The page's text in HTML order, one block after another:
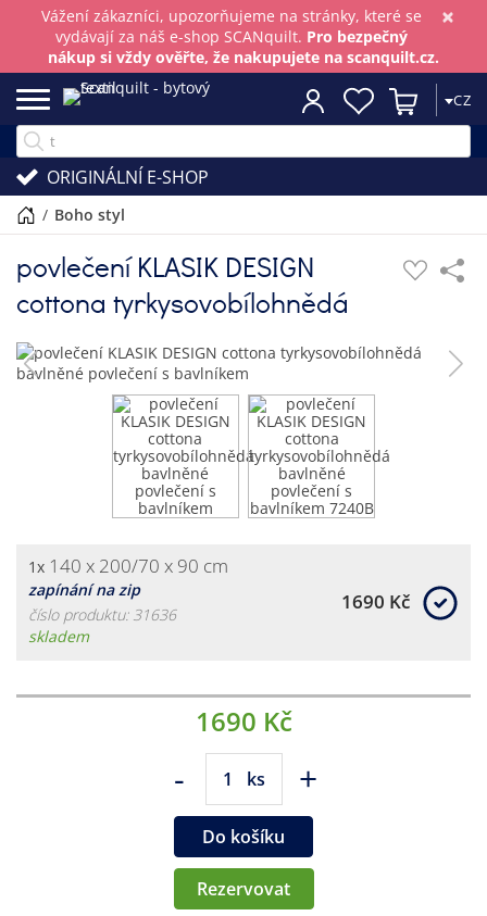
×
Vážení zákazníci, upozorňujeme na stránky, které se
vydávají za náš e-shop SCANquilt. Pro bezpečný
nákup si vždy ověřte, že nakupujete na scanquilt.cz.
CZ
ORIGINÁLNÍ E-SHOP
/ boho styl
povlečení KLASIK DESIGN
cottona tyrkysovobílohnědá
1x 140 x 200/70 x 90 cm
zapínání na zip
číslo produktu: 31636
skladem
1690 Kč
1690 Kč
- ks +
Do košíku
Rezervovat